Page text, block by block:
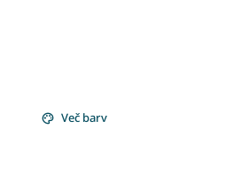
Več barv